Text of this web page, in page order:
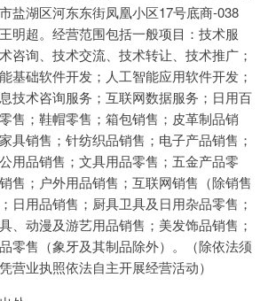
盐湖区河东东街凤凰小区17号底商-038
明超。经营范围包括一般项目：技术服
咨询、技术交流、技术转让、技术推广；
基础软件开发；人工智能应用软件开发；
技术咨询服务；互联网数据服务；日用百
售；鞋帽零售；箱包销售；皮革制品销
具销售；针纺织品销售；电子产品销售；
用品销售；文具用品零售；五金产品零
售；户外用品销售；互联网销售（除销售
日用品销售；厨具卫具及日用杂品零售；
、动漫及游艺用品销售；美发饰品销售；
零售（象牙及其制品除外）。（除依法须
营业执照依法自主开展经营活动）